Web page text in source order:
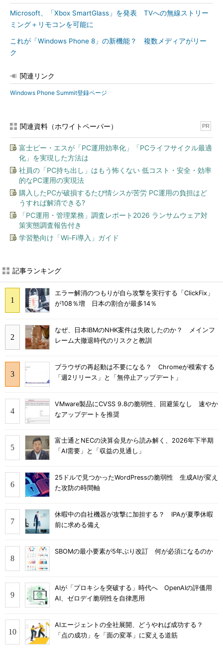
Microsoft、「Xbox SmartGlass」を発表 TVへの無線ストリー
ミング＋リモコンを可能に
これが「Windows Phone 8」の新機能？ 複数メディアがリー
ク
関連リンク
Windows Phone Summit登録ページ
関連資料（ホワイトペーパー） PR
富士ピー・エスが「PC運用効率化」「PCライフサイクル最適
化」を実現した方法は
社員の「PC持ち出し」はもう怖くない 低コスト・安全・効率
的なPC運用の実現法
購入したPCが破損するたび情シスが苦労 PC運用の負担はど
うすれば解消できる?
「PC運用・管理業務」調査レポート2026 ランサムウェア対
策実態調査報告付き
学習塾向け「Wi-Fi導入」ガイド
記事ランキング
エラー解消のつもりが自ら攻撃を実行する「ClickFix」
が108％増 日本の割合が最多14％
なぜ、日本IBMのNHK案件は失敗したのか？ メインフ
レーム大撤退時代のリスクと教訓
ブラウザの再起動は不要になる？ Chromeが模索する
「週2リリース」と「無停止アップデート」
VMware製品にCVSS 9.8の脆弱性、回避策なし 速やか
なアップデートを推奨
富士通とNECの決算会見から読み解く、2026年下半期
「AI需要」と「収益の見通し」
25ドルで見つかったWordPressの脆弱性 生成AIが変え
た攻防の時間軸
休暇中の自社機器が攻撃に加担する？ IPAが夏季休暇
前に求める備え
SBOMの最小要素が5年ぶり改訂 何が必須になるのか
AIが「プロキシを突破する」時代へ OpenAIの評価用
AI、ゼロデイ脆弱性を自律悪用
AIエージェントの全社展開、どうやれば成功する？
「点の成功」を「面の変革」に変える道筋